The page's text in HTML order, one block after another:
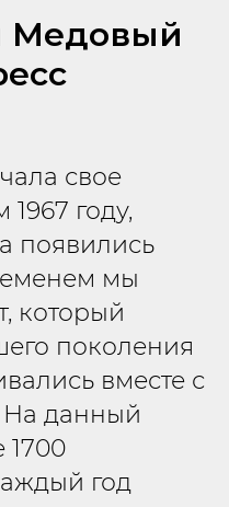
Медовый
свое
году,
появились
мы
который
поколения
вместе с
данный
1700
год